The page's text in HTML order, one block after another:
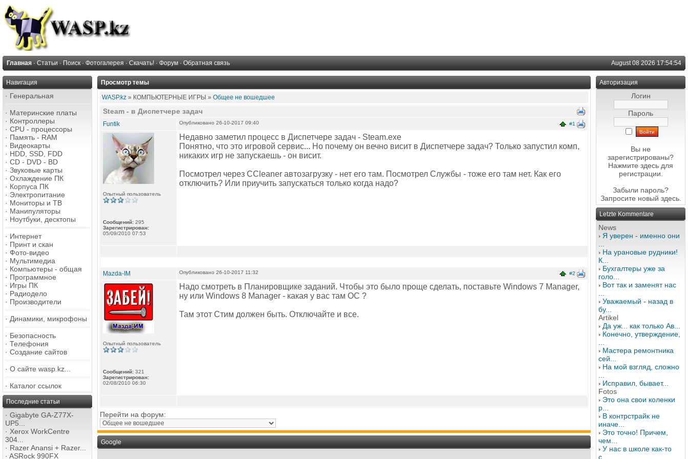
Главная · Статьи · Поиск · Фотогалерея · Скачать! · Форум · Обратная связь August 08 2026 17:54:54
Навигация
· Генеральная
· Материнские платы
· Контроллеры
· CPU - процессоры
· Память - RAM
· Видеокарты
· HDD, SSD, FDD
· CD - DVD - BD
· Звуковые карты
· Охлаждение ПК
· Корпуса ПК
· Электропитание
· Мониторы и ТВ
· Манипуляторы
· Ноутбуки, десктопы
· Интернет
· Принт и скан
· Фото-видео
· Мультимедиа
· Компьютеры - общая
· Программное
· Игры ПК
· Радиодело
· Производители
· Динамики, микрофоны
· Безопасность
· Телефония
· Создание сайтов
· О сайте wasp.kz...
· Каталог ссылок
Последние статьи
· Gigabyte GA-Z77X-
UP5...
· Xerox WorkCentre
304...
· Razer Anansi + Razer...
· ASRock 990FX
Просмотр темы
WASP.kz » КОМПЬЮТЕРНЫЕ ИГРЫ » Общее не вошедшее
Steam - в Диспетчере задач
Funtik #1
Опубликовано 26-10-2017 09:40
Опытный пользователь
Сообщений: 295
Зарегистрирован:
05/09/2010 07:53
Недавно заметил процесс в Диспетчере задач - Steam.exe
Понятно, что это игровой сервис... Но почему он вечно висит в Диспетчере задач? Только запустил комп,
никаких игр не запускаешь - он висит.
Посмотрел через CCleaner автозагрузку - нет его там. Посмотрел Службы - тоже его там нет. Как его
отключить? Или приучить запускаться только когда надо?
Mazda-IM #2
Опубликовано 26-10-2017 11:32
Опытный пользователь
Сообщений: 321
Зарегистрирован:
02/08/2010 06:30
Надо смотреть в Планировщике заданий. Чтобы это было проще сделать, поставьте Windows 7 Manager,
ну или Windows 8 Manager - какая у вас там ОС ?
Там этот Стим должен быть. Отключайте и все.
Перейти на форум:
Google
Авторизация
Логин
Пароль
Вы не
зарегистрированы?
Нажмите здесь для
регистрации.
Забыли пароль?
Запросите новый здесь.
Letzte Kommentare
News
Я уверен - именно они
На урановые рудники!
К...
Бухгалтеры уже за
голо...
Вот так и заменят нас
Уважаемый - назад в
бу...
Artikel
Да уж... как только Ав...
Конечно, утверждение,
Мастера ремонтника
сей...
На мой взгляд, сложно
Исправил, бывает...
Fotos
Это она свои коленки
р...
В контрстрайк не
иначе...
Это точно! Причем,
чем...
У нас в школе как-то
с...